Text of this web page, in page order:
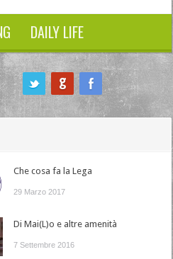
DAILY LIFE
Che cosa fa la Lega
29 Marzo 2017
Di Mai(L)o e altre amenità
7 Settembre 2016